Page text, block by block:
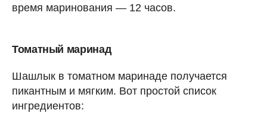
время маринования — 12 часов.
Томатный маринад
Шашлык в томатном маринаде получается
пикантным и мягким. Вот простой список
ингредиентов: